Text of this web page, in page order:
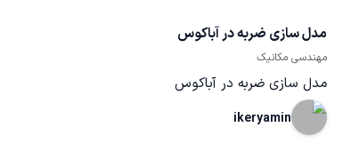
مدل سازی ضربه در آباکوس
مهندسی مکانیک
مدل سازی ضربه در آباکوس
ikeryamin